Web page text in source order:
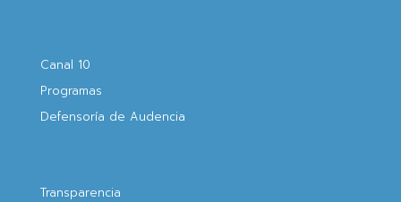
Canal 10
Programas
Defensoría de Audencia
Transparencia